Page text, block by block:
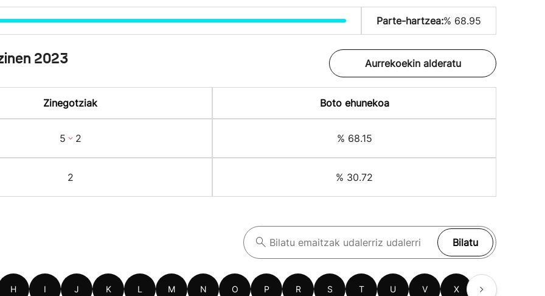
Parte-hartzea:% 68.95
2023 Aurrekoekin alderatu
Zinegotziak Boto ehunekoa
5 2 % 68.15
2 % 30.72
Bilatu
H I J K L M N O P R S T U V X